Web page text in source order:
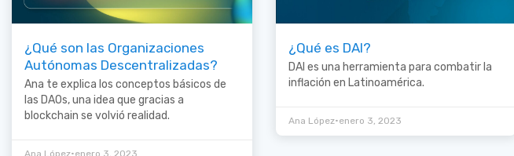
¿Qué son las Organizaciones
Autónomas Descentralizadas?
Ana te explica los conceptos básicos de
las DAOs, una idea que gracias a
blockchain se volvió realidad.
•
¿Qué es DAI?
DAI es una herramienta para combatir la
inflación en Latinoamérica.
Ana López•enero 3, 2023